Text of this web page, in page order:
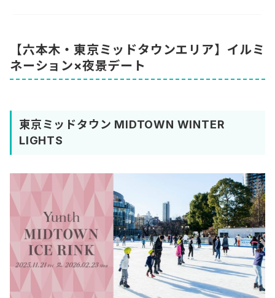
【六本木・東京ミッドタウンエリア】イルミ
ネーション×夜景デート
東京ミッドタウン MIDTOWN WINTER
LIGHTS